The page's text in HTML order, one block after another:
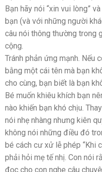
Bạn hãy nói “xin vui lòng”
bạn (và với những người
câu nói thông thường trong
cộng.
Tránh phản ứng mạnh. Nếu
bằng một cái tên mà bạn
cho cùng, bạn biết là bạn
Bé muốn khiêu khích bạn
nào khiến bạn khó chịu.
nói nhẹ nhàng nhưng kiên
không nói những điều đó
bé cách cư xử lễ phép “Khi
phải hỏi mẹ tế nhị. Con nói
đọc cho con nghe câu